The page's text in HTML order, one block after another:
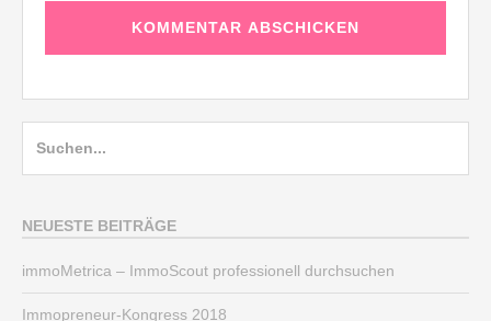
NEUESTE BEITRÄGE
immoMetrica – ImmoScout professionell durchsuchen
Immopreneur-Kongress 2018